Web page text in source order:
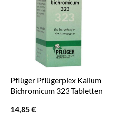
Pflüger Pflügerplex Kalium
Bichromicum 323 Tabletten
14,85€